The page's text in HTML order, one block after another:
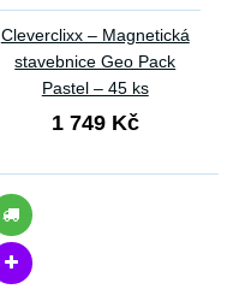
Cleverclixx – Magnetická
stavebnice Geo Pack
Pastel – 45 ks
1 749 Kč